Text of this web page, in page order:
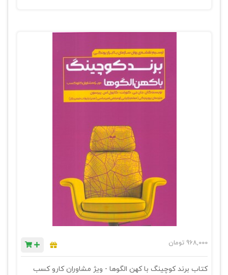
968,000 تومان
کتاب برند کوچینگ با کهن الگوها - ویژ مشاوران کارو کسب